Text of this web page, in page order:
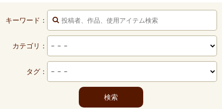
キーワード：
カテゴリ：
タグ：